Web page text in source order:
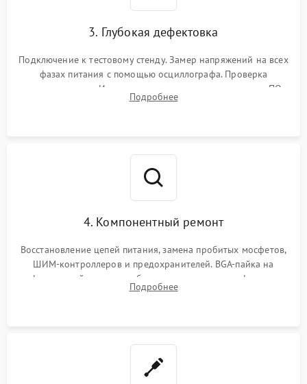
3. Глубокая дефектовка
Подключение к тестовому стенду. Замер напряжений на всех
фазах питания с помощью осциллографа. Проверка
инициализации. Использование специализированного ПО
MATS
Подробнее
4. Компонентный ремонт
Восстановление цепей питания, замена пробитых мосфетов,
ШИМ-контроллеров и предохранителей. BGA-пайка на
инфракрасной станции реболлинг или замена графического
чипа и дефектной памяти GDDR. Прошивка BIOS
Подробнее